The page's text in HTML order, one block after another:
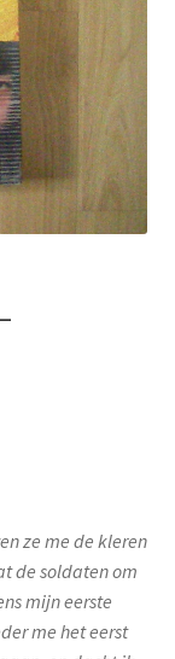
ze me de kleren
de soldaten om
mijn eerste
me het eerst